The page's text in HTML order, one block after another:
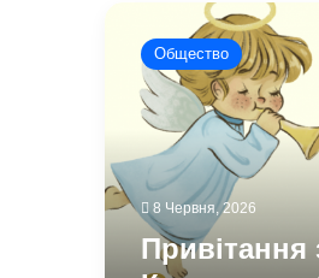
Днем
ангела
Костянтина
червня:
вірші
та
проза
Общество
8 Червня, 2026
Привітання